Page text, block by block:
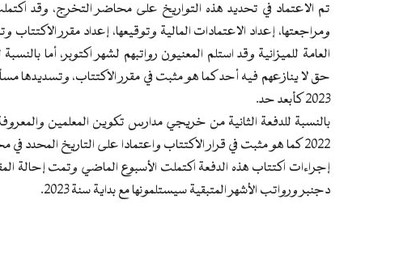
تم الاعتماد في تحديد هذه التواريخ على محاضر التخرج، وقد
ومراجعتها، إعداد الاعتمادات المالية وتوقيعها، إعداد مقرر
العامة للميزانية وقد استلم المعنيون رواتبهم لشهر اكتوبر، أما
حق لا ينازعهم فيه أحد كما هو مثبت في مقرر الاكتتاب، وتسديدها
2023 كأبعد حد.
2022 كما هو مثبت في قرار الاكتتاب واعتمادا على التاريخ المحدد في محضر التخرج.
إجراءات اكتتاب هذه الدفعة اكتملت الأسبوع الماضي وتمت إحالة
دجنبر ورواتب الأشهر المتبقية سيستلمونها مع بداية سنة 2023.